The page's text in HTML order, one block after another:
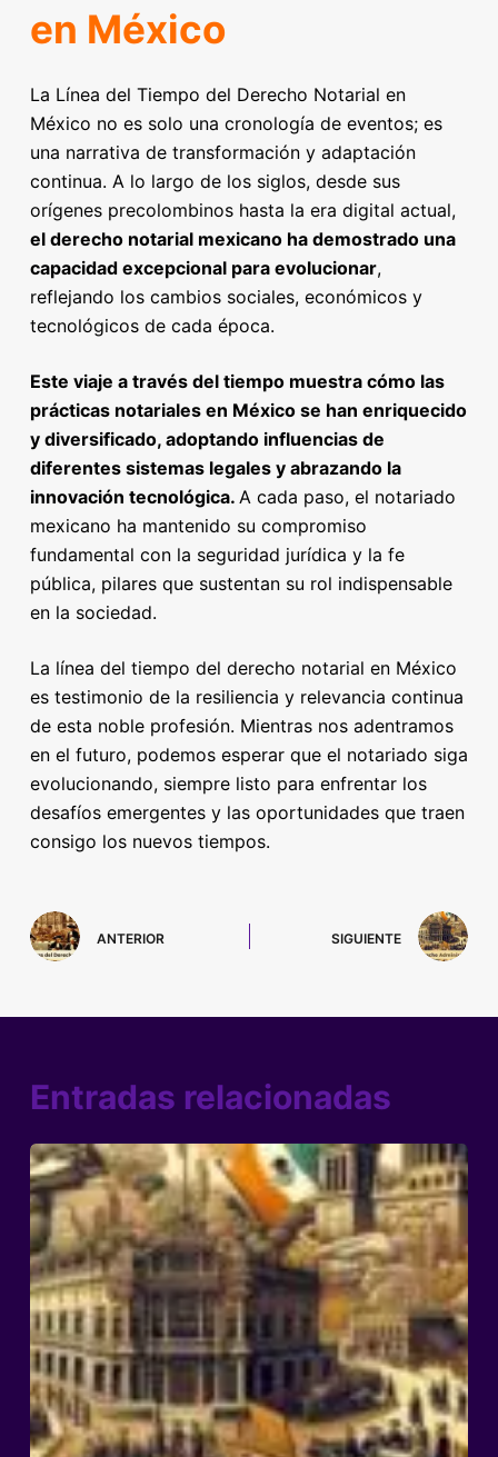
en México
La Línea del Tiempo del Derecho Notarial en
México no es solo una cronología de eventos; es
una narrativa de transformación y adaptación
continua. A lo largo de los siglos, desde sus
orígenes precolombinos hasta la era digital actual,
el derecho notarial mexicano ha demostrado una
capacidad excepcional para evolucionar,
reflejando los cambios sociales, económicos y
tecnológicos de cada época.
Este viaje a través del tiempo muestra cómo las
prácticas notariales en México se han enriquecido
y diversificado, adoptando influencias de
diferentes sistemas legales y abrazando la
innovación tecnológica. A cada paso, el notariado
mexicano ha mantenido su compromiso
fundamental con la seguridad jurídica y la fe
pública, pilares que sustentan su rol indispensable
en la sociedad.
La línea del tiempo del derecho notarial en México
es testimonio de la resiliencia y relevancia continua
de esta noble profesión. Mientras nos adentramos
en el futuro, podemos esperar que el notariado siga
evolucionando, siempre listo para enfrentar los
desafíos emergentes y las oportunidades que traen
consigo los nuevos tiempos.
ANTERIOR SIGUIENTE
Entradas relacionadas